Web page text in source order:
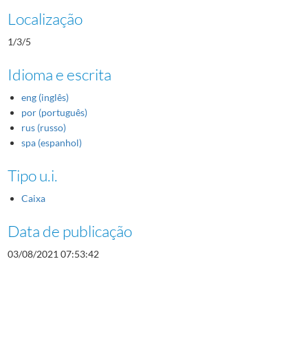
Localização
1/3/5
Idioma e escrita
eng (inglês)
por (português)
rus (russo)
spa (espanhol)
Tipo u.i.
Caixa
Data de publicação
03/08/2021 07:53:42